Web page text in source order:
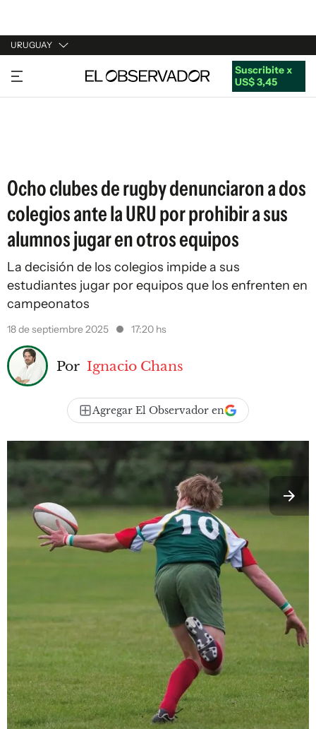
URUGUAY
URUGUAY
ARGENTINA
Suscribite x
US$ 3,45
Ocho clubes de rugby denunciaron a dos
colegios ante la URU por prohibir a sus
alumnos jugar en otros equipos
La decisión de los colegios impide a sus
estudiantes jugar por equipos que los enfrenten en
campeonatos
18 de septiembre 2025 17:20 hs
Por Ignacio Chans
Agregar El Observador en